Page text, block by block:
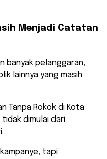
Menjadi Catatan
banyak pelanggaran,
lainnya yang masih
Tanpa Rokok di Kota
tidak dimulai dari
tapi